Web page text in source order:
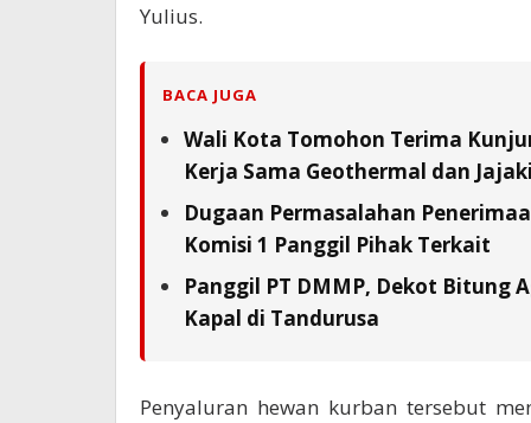
Yulius.
BACA JUGA
Wali Kota Tomohon Terima
Kerja Sama Geothermal dan
Dugaan Permasalahan
Komisi 1 Panggil Pihak Terkait
Panggil PT DMMP, Dekot Bitung
Kapal di Tandurusa
Penyaluran hewan kurban tersebut